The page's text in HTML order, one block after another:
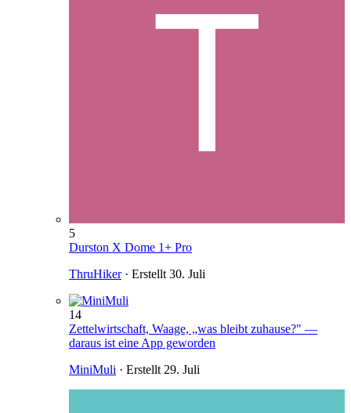
5
Durston X Dome 1+ Pro
ThruHiker· Erstellt 30. Juli
14
Zettelwirtschaft, Waage, „was bleibt zuhause?" —
daraus ist eine App geworden
MiniMuli · Erstellt 29. Juli